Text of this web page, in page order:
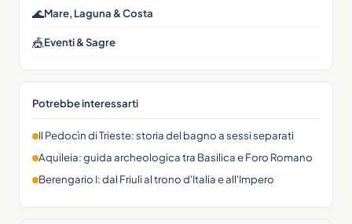
🌊Mare, Laguna & Costa
🎪Eventi & Sagre
Potrebbe interessarti
Il Pedocìn di Trieste: storia del bagno a sessi separati
Aquileia: guida archeologica tra Basilica e Foro Romano
Berengario I: dal Friuli al trono d'Italia e all'Impero